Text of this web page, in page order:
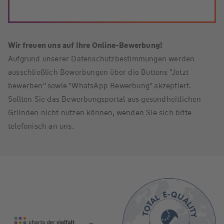
Wir freuen uns auf Ihre Online-Bewerbung!
Aufgrund unserer Datenschutzbestimmungen werden
ausschließlich Bewerbungen über die Buttons "Jetzt
bewerben" sowie "WhatsApp Bewerbung" akzeptiert.
Sollten Sie das Bewerbungsportal aus gesundheitlichen
Gründen nicht nutzen können, wenden Sie sich bitte
telefonisch an uns.